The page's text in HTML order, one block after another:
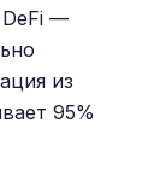
DeFi —
из
95%